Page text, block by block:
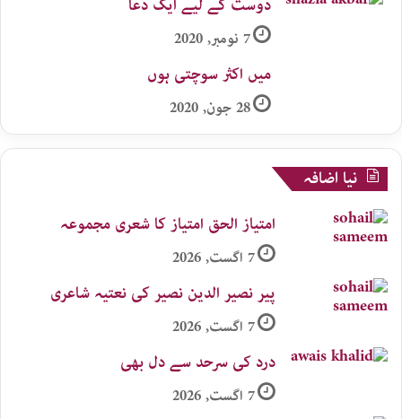
دوست کے لیے ایک دُعا
7 نومبر, 2020
میں اکثر سوچتی ہوں
28 جون, 2020
نیا اضافہ
امتیاز الحق امتیاز کا شعری مجموعہ
7 اگست, 2026
پیر نصیر الدین نصیر کی نعتیہ شاعری
7 اگست, 2026
درد کی سرحد سے دل بھی
7 اگست, 2026